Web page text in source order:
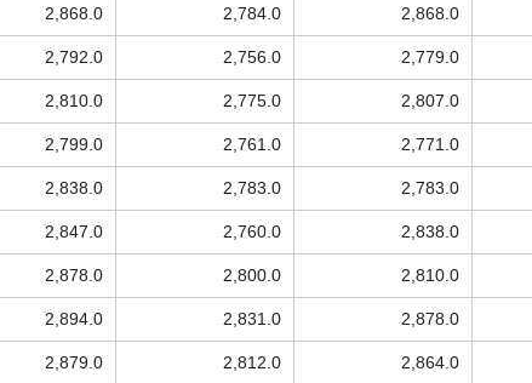
2,868.0 2,784.0 2,868.0
2,792.0 2,756.0 2,779.0
2,810.0 2,775.0 2,807.0
2,799.0 2,761.0 2,771.0
2,838.0 2,783.0 2,783.0
2,847.0 2,760.0 2,838.0
2,878.0 2,800.0 2,810.0
2,894.0 2,831.0 2,878.0
2,879.0 2,812.0 2,864.0